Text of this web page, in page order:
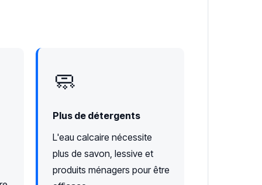
🧼
Plus de détergents
L'eau calcaire nécessite
plus de savon, lessive et
produits ménagers pour être